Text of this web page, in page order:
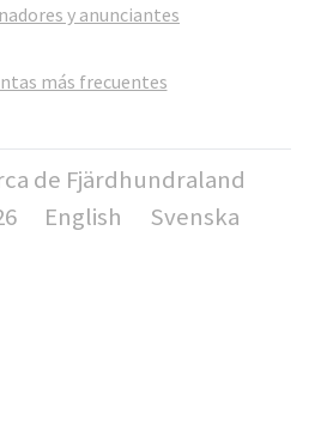
y anunciantes
más frecuentes
de Fjärdhundraland
English Svenska